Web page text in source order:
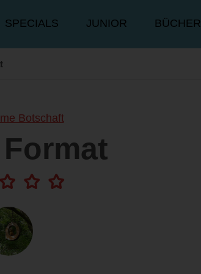
SPECIALS JUNIOR BÜCHER
Botschaft